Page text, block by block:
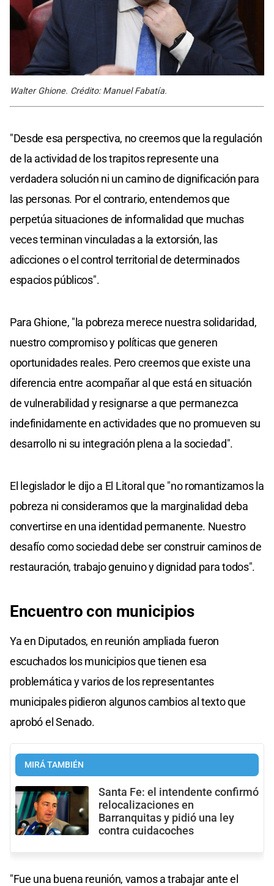
Walter Ghione. Crédito: Manuel Fabatía.
"Desde esa perspectiva, no creemos que la regulación
de la actividad de los trapitos represente una
verdadera solución ni un camino de dignificación para
las personas. Por el contrario, entendemos que
perpetúa situaciones de informalidad que muchas
veces terminan vinculadas a la extorsión, las
adicciones o el control territorial de determinados
espacios públicos".
Para Ghione, "la pobreza merece nuestra solidaridad,
nuestro compromiso y políticas que generen
oportunidades reales. Pero creemos que existe una
diferencia entre acompañar al que está en situación
de vulnerabilidad y resignarse a que permanezca
indefinidamente en actividades que no promueven su
desarrollo ni su integración plena a la sociedad".
El legislador le dijo a El Litoral que "no romantizamos la
pobreza ni consideramos que la marginalidad deba
convertirse en una identidad permanente. Nuestro
desafío como sociedad debe ser construir caminos de
restauración, trabajo genuino y dignidad para todos".
Encuentro con municipios
Ya en Diputados, en reunión ampliada fueron
escuchados los municipios que tienen esa
problemática y varios de los representantes
municipales pidieron algunos cambios al texto que
aprobó el Senado.
MIRÁ TAMBIÉN
Santa Fe: el intendente confirmó
relocalizaciones en
Barranquitas y pidió una ley
contra cuidacoches
"Fue una buena reunión, vamos a trabajar ante el